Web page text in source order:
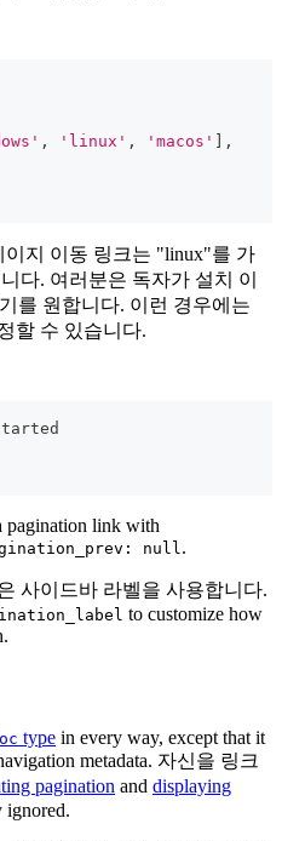
, 'linux' , 'macos' ] ,
지 이동 링크는 "linux"를 가
다. 여러분은 독자가 설치 이
를 원합니다. 이런 경우에는
할 수 있습니다.
pagination link with
null .
사이드바 라벨을 사용합니다.
to customize how
type in every way, except that it
metadata. 자신을 링크
pagination and displaying
ignored.